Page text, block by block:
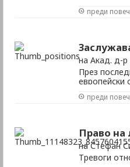
преди
на Акад. д-
През
европейски
последно
преди
Право на
на Стефан
Тревоги